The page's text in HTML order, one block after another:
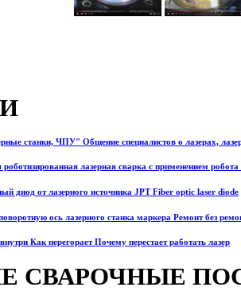
станки, ЧПУ" Общение специалистов о лазерах,
лазерная сварка с применением
диод от лазерного источника JPT Fiber optic laser diode
ось лазерного станка маркера Ремонт без
Как перегорает Почему перестает работать лазер
СВАРОЧНЫЕ